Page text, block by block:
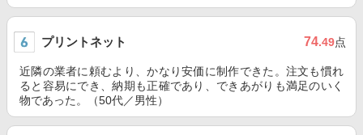
プリントネット 74.49点
近隣の業者に頼むより、かなり安価に制作できた。注文も慣れ
ると容易にでき、納期も正確であり、できあがりも満足のいく
物であった。（50代／男性）